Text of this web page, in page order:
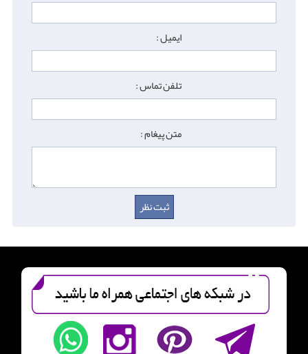
ایمیل :
تلفن تماس :
متن پیغام :